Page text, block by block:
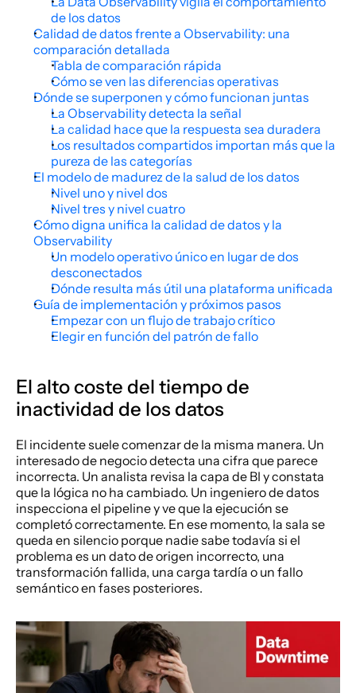
de los datos
Calidad de datos frente a Observability: una
comparación detallada
Tabla de comparación rápida
Cómo se ven las diferencias operativas
Dónde se superponen y cómo funcionan juntas
La Observability detecta la señal
La calidad hace que la respuesta sea duradera
Los resultados compartidos importan más que la
pureza de las categorías
El modelo de madurez de la salud de los datos
Nivel uno y nivel dos
Nivel tres y nivel cuatro
Cómo digna unifica la calidad de datos y la
Observability
Un modelo operativo único en lugar de dos
desconectados
Dónde resulta más útil una plataforma unificada
Guía de implementación y próximos pasos
Empezar con un flujo de trabajo crítico
Elegir en función del patrón de fallo
El alto coste del tiempo de
inactividad de los datos
El incidente suele comenzar de la misma manera. Un
interesado de negocio detecta una cifra que parece
incorrecta. Un analista revisa la capa de BI y constata
que la lógica no ha cambiado. Un ingeniero de datos
inspecciona el pipeline y ve que la ejecución se
completó correctamente. En ese momento, la sala se
queda en silencio porque nadie sabe todavía si el
problema es un dato de origen incorrecto, una
transformación fallida, una carga tardía o un fallo
semántico en fases posteriores.